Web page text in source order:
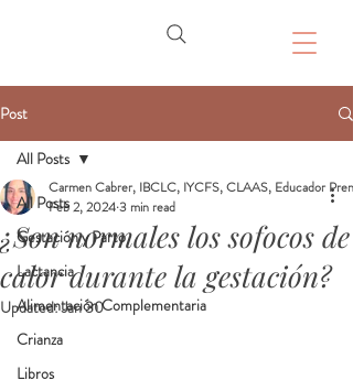
Post
All Posts
Gestación y Parto
Lactancia
Alimentación Complementaria
Crianza
Libros
All Posts
¿Son normales los sofocos de
calor durante la gestación?
Carmen Cabrer, IBCLC, IYCFS, CLAAS, Educador
Feb 2, 20243 min read
Updated:Jan 30